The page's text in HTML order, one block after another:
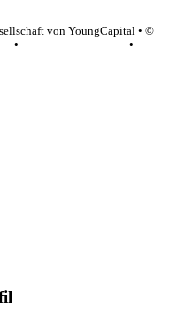
von YoungCapital • ©
•
•